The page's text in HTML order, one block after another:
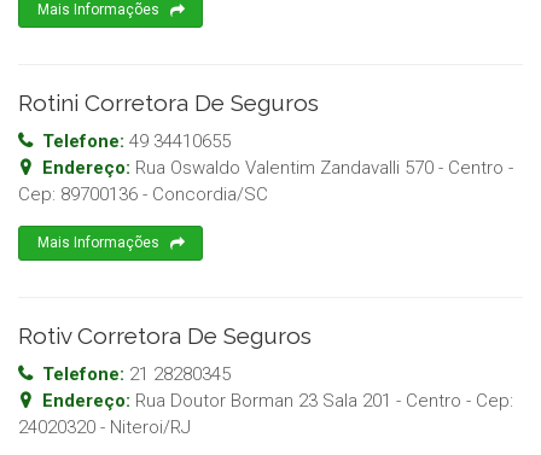
Mais Informações
Rotini Corretora De Seguros
Telefone: 49 34410655
Endereço: Rua Oswaldo Valentim Zandavalli 570 - Centro -
Cep: 89700136 - Concordia/SC
Mais Informações
Rotiv Corretora De Seguros
Telefone: 21 28280345
Endereço: Rua Doutor Borman 23 Sala 201 - Centro - Cep:
24020320 - Niteroi/RJ